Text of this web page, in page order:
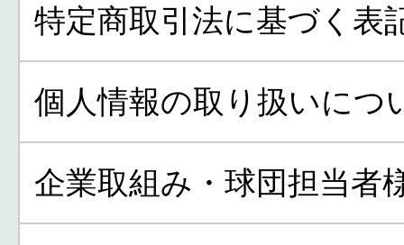
特定商取引法に基づく表
個人情報の取り扱いにつ
企業取組み・球団担当者